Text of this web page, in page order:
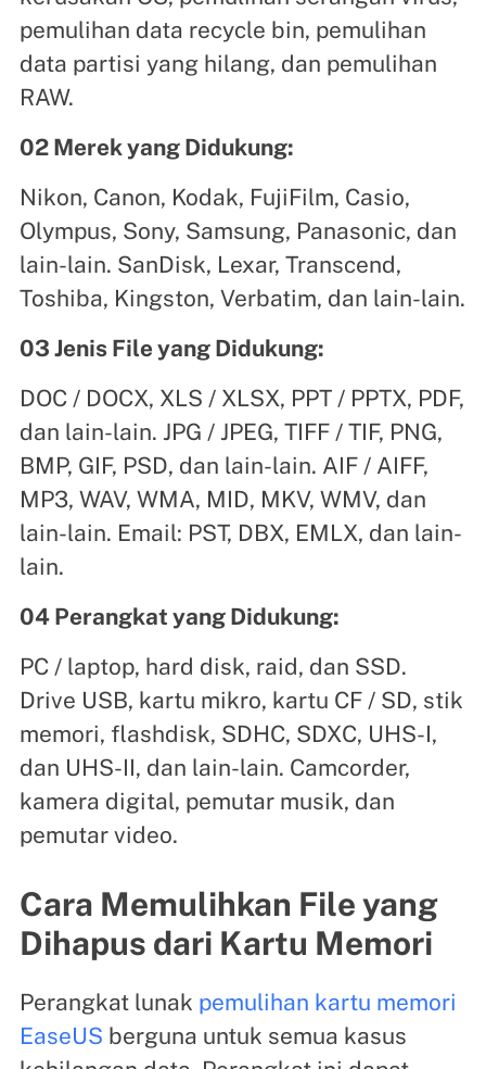
pemulihan data recycle bin, pemulihan
data partisi yang hilang, dan pemulihan
RAW.
02 Merek yang Didukung:
Nikon, Canon, Kodak, FujiFilm, Casio,
Olympus, Sony, Samsung, Panasonic, dan
lain-lain. SanDisk, Lexar, Transcend,
Toshiba, Kingston, Verbatim, dan lain-lain.
03 Jenis File yang Didukung:
DOC / DOCX, XLS / XLSX, PPT / PPTX, PDF,
dan lain-lain. JPG / JPEG, TIFF / TIF, PNG,
BMP, GIF, PSD, dan lain-lain. AIF / AIFF,
MP3, WAV, WMA, MID, MKV, WMV, dan
lain-lain. Email: PST, DBX, EMLX, dan lain-
lain.
04 Perangkat yang Didukung:
PC / laptop, hard disk, raid, dan SSD.
Drive USB, kartu mikro, kartu CF / SD, stik
memori, flashdisk, SDHC, SDXC, UHS-I,
dan UHS-II, dan lain-lain. Camcorder,
kamera digital, pemutar musik, dan
pemutar video.
Cara Memulihkan File yang
Dihapus dari Kartu Memori
Perangkat lunak pemulihan kartu memori
EaseUS berguna untuk semua kasus